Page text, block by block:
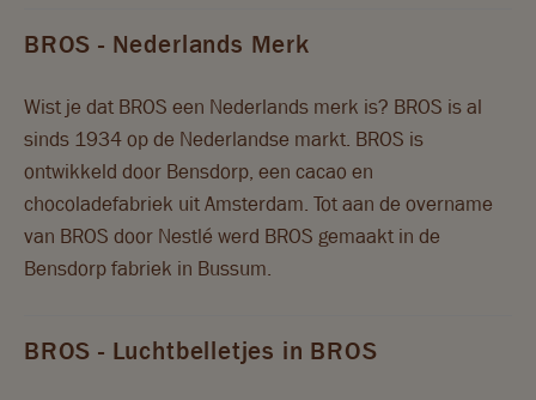
BLOG
VRAGEN & CONTACT
BROS - Nederlands Merk
Wist je dat BROS een Nederlands merk is? BROS is al
sinds 1934 op de Nederlandse markt. BROS is
ontwikkeld door Bensdorp, een cacao en
chocoladefabriek uit Amsterdam. Tot aan de overname
van BROS door Nestlé werd BROS gemaakt in de
Bensdorp fabriek in Bussum.
BROS - Luchtbelletjes in BROS